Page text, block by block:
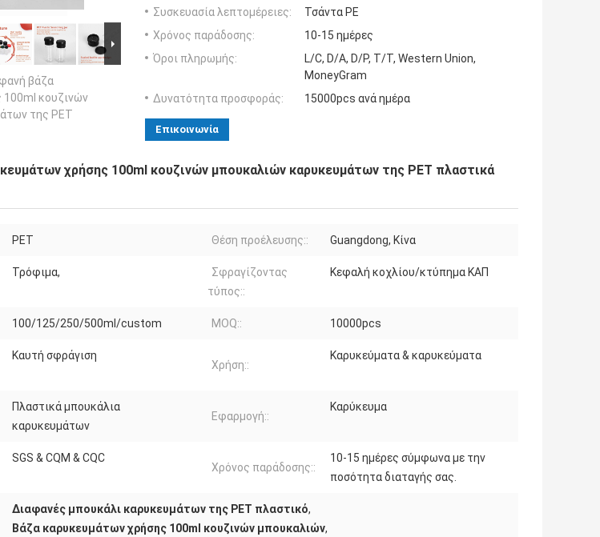
βάζα
κουζινών
της PET
Συσκευασία λεπτομέρειες:
Τσάντα PE
Χρόνος παράδοσης:
10-15 ημέρες
Όροι πληρωμής:
L/C, D/A, D/P, T/T, Western Union,
MoneyGram
Δυνατότητα προσφοράς:
15000pcs ανά ημέρα
Επικοινωνία
χρήσης 100ml κουζινών μπουκαλιών καρυκευμάτων της PET πλαστικά
PET Θέση προέλευσης:: Guangdong, Κίνα
Τρόφιμα,
Σφραγίζοντας
τύπος::
Κεφαλή κοχλίου/κτύπημα ΚΑΠ
100/125/250/500ml/custom MOQ:: 10000pcs
Καυτή σφράγιση
Χρήση::
Καρυκεύματα & καρυκεύματα
Πλαστικά μπουκάλια
καρυκευμάτων
Εφαρμογή::
Καρύκευμα
SGS & CQM & CQC
Χρόνος παράδοσης::
10-15 ημέρες σύμφωνα με την
ποσότητα διαταγής σας.
Διαφανές μπουκάλι καρυκευμάτων της PET πλαστικό,
Βάζα καρυκευμάτων χρήσης 100ml κουζινών μπουκαλιών,